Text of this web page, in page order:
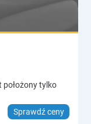
położony tylko
Sprawdź ceny